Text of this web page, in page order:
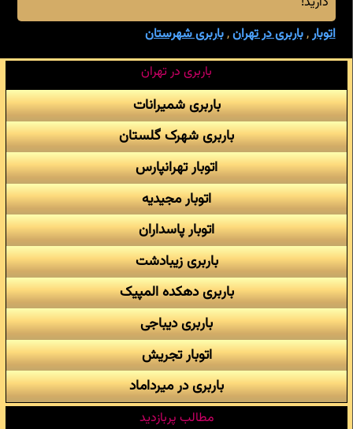
اتوبار,باربری در تهران,باربری شهرستان
باربری در تهران
باربری شمیرانات
باربری شهرک گلستان
اتوبار تهرانپارس
اتوبار مجیدیه
اتوبار پاسداران
باربری زیبادشت
باربری دهکده المپیک
باربری دیباجی
اتوبار تجریش
باربری در میرداماد
مطالب پربازدید